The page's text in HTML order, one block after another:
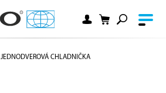
JEDNODVEROVÁ CHLADNIČKA